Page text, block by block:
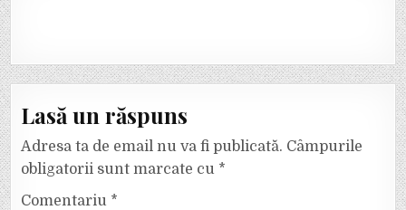
Lasă un răspuns
Adresa ta de email nu va fi publicată. Câmpurile
obligatorii sunt marcate cu *
Comentariu *